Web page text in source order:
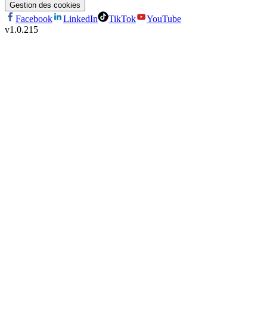
Gestion des cookies
Facebook LinkedIn TikTok
YouTube
v1.0.215